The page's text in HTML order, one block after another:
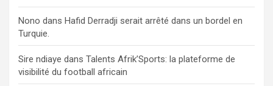
Nono dans Hafid Derradji serait arrêté dans un bordel en
Turquie.
Sire ndiaye dans Talents Afrik’Sports: la plateforme de
visibilité du football africain